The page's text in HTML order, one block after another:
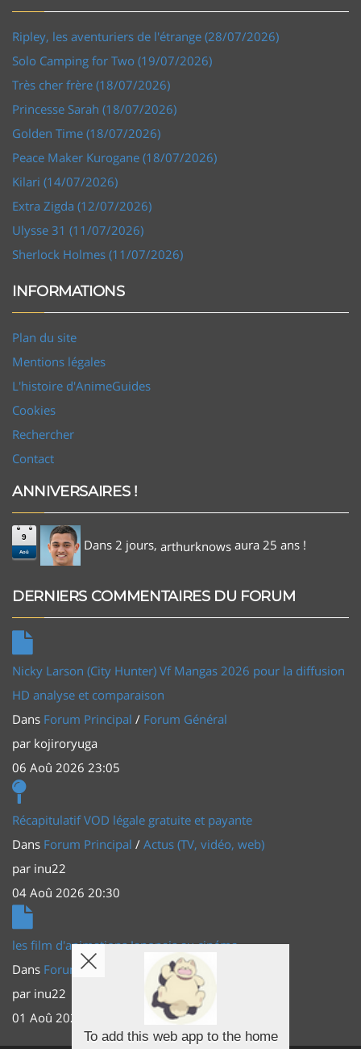
Ripley, les aventuriers de l'étrange (28/07/2026)
Solo Camping for Two (19/07/2026)
Très cher frère (18/07/2026)
Princesse Sarah (18/07/2026)
Golden Time (18/07/2026)
Peace Maker Kurogane (18/07/2026)
Kilari (14/07/2026)
Extra Zigda (12/07/2026)
Ulysse 31 (11/07/2026)
Sherlock Holmes (11/07/2026)
INFORMATIONS
Plan du site
Mentions légales
L'histoire d'AnimeGuides
Cookies
Rechercher
Contact
ANNIVERSAIRES !
9
Aoû Dans 2 jours, arthurknows aura 25 ans !
DERNIERS COMMENTAIRES DU FORUM
Nicky Larson (City Hunter) Vf Mangas 2026 pour la diffusion
HD analyse et comparaison
Dans Forum Principal / Forum Général
par kojiroryuga
06 Aoû 2026 23:05
Récapitulatif VOD légale gratuite et payante
Dans Forum Principal / Actus (TV, vidéo, web)
par inu22
04 Aoû 2026 20:30
les film d'animations Japonais au cinéma
Dans Forum Principal
Actus (TV, vidéo, web)
par inu22
01 Aoû 2026 20:56
To add this web app to the home